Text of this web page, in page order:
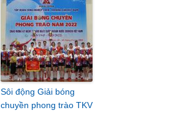
Sôi động Giải bóng
chuyền phong trào TKV